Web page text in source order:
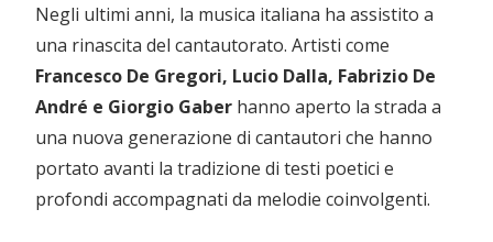
Negli ultimi anni, la musica italiana ha assistito a
una rinascita del cantautorato. Artisti come
Francesco De Gregori, Lucio Dalla, Fabrizio De
André e Giorgio Gaber hanno aperto la strada a
una nuova generazione di cantautori che hanno
portato avanti la tradizione di testi poetici e
profondi accompagnati da melodie coinvolgenti.